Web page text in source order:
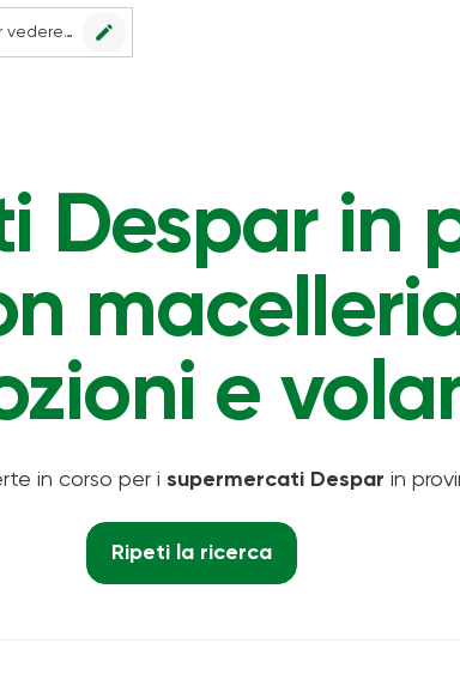
Nessun punto vendita impostato, scegline uno per vedere le offerte. edit
Despar in
e
in corso per i supermercati Despar in
Ripeti la ricerca